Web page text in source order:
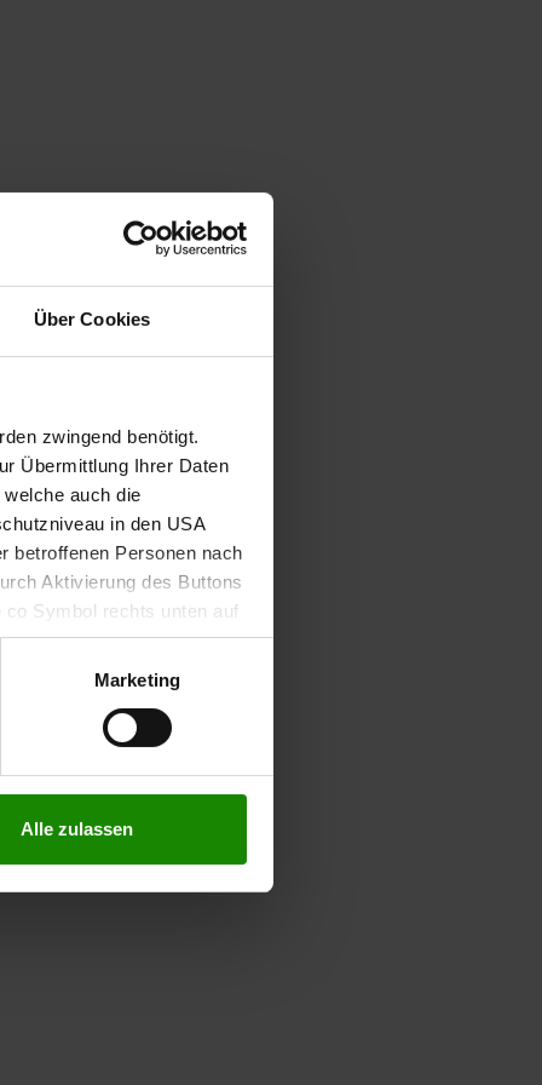
Über Cookies
zwingend benötigt.
Übermittlung Ihrer Daten
auch die
in den USA
betroffenen Personen nach
Aktivierung des Buttons
Symbol rechts unten auf
der aufgrund der
finden Sie
Marketing
Alle zulassen